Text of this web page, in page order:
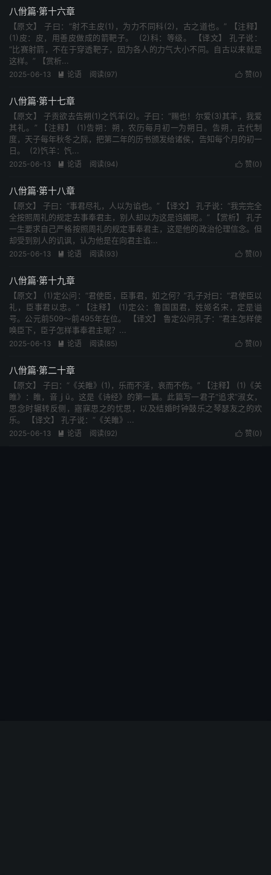
八佾篇·第十六章
【原文】 子曰：“射不主皮(1)，为力不同科(2)，古之道也。” 【注释】
(1)皮：皮，用善皮做成的箭靶子。 (2)科：等级。 【译文】 孔子说：
“比赛射箭，不在于穿透靶子，因为各人的力气大小不同。自古以来就是
这样。” 【赏析...
 赞(0)
2025-06-13  论语 阅读(97)
八佾篇·第十七章
【原文】 子贡欲去告朔(1)之饩羊(2)。子曰：“赐也！尔爱(3)其羊，我爱
其礼。” 【注释】 (1)告朔：朔，农历每月初一为朔日。告朔，古代制
度，天子每年秋冬之际，把第二年的历书颁发给诸侯，告知每个月的初一
日。 (2)饩羊：饩...
 赞(0)
2025-06-13  论语 阅读(94)
八佾篇·第十八章
【原文】 子曰：“事君尽礼，人以为谄也。” 【译文】 孔子说：“我完完全
全按照周礼的规定去事奉君主，别人却以为这是诌媚呢。” 【赏析】 孔子
一生要求自己严格按照周礼的规定事奉君主，这是他的政治伦理信念。但
却受到别人的讥讽，认为他是在向君主谄...
 赞(0)
2025-06-13  论语 阅读(93)
八佾篇·第十九章
【原文】 (1)定公问：“君使臣，臣事君，如之何？”孔子对曰：“君使臣以
礼，臣事君以忠。” 【注释】 (1)定公：鲁国国君，姓姬名宋，定是谥
号。公元前509～前495年在位。 【译文】 鲁定公问孔子：“君主怎样使
唤臣下，臣子怎样事奉君主呢？...
 赞(0)
2025-06-13  论语 阅读(85)
八佾篇·第二十章
【原文】 子曰：“《关睢》(1)，乐而不淫，哀而不伤。” 【注释】 (1)《关
睢》：睢，音ｊū。这是《诗经》的第一篇。此篇写一君子“追求”淑女，
思念时辗转反侧，寤寐思之的忧思，以及结婚时钟鼓乐之琴瑟友之的欢
乐。 【译文】 孔子说：“《关睢》...
 赞(0)
2025-06-13  论语 阅读(92)